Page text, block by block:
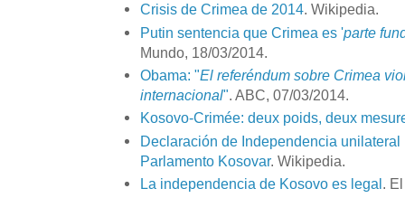
Crisis de Crimea de 2014. Wikipedia.
Putin sentencia que Crimea es 'parte
Mundo, 18/03/2014.
Obama: "El referéndum sobre Crimea
internacional". ABC, 07/03/2014.
Kosovo-Crimée: deux poids, deux
Declaración de Independencia
Parlamento Kosovar. Wikipedia.
La independencia de Kosovo es legal.